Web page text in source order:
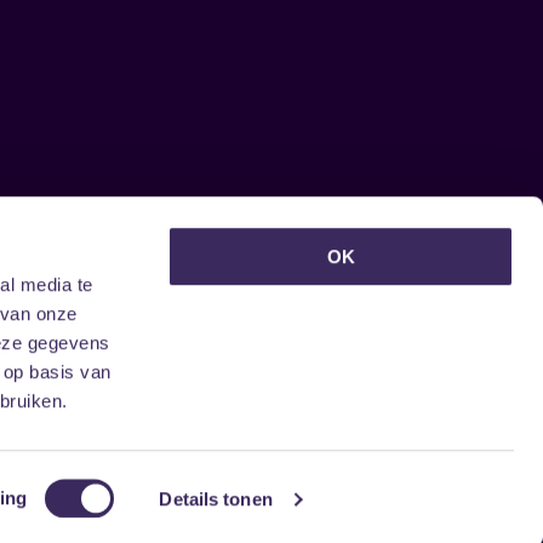
media te
onze
gegevens
basis van
Details tonen
OK
ontvangen?